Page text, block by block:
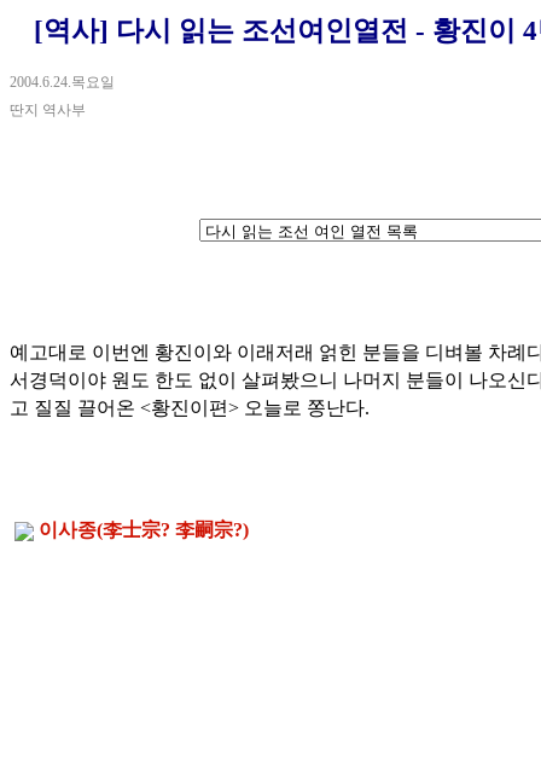
[역사] 다시 읽는 조선여인열전 - 황진이
2004.6.24.목요일
딴지 역사부
예고대로 이번엔 황진이와 이래저래 얽힌 분들을 디벼볼 차례
서경덕이야 원도 한도 없이 살펴봤으니 나머지 분들이 나오신
고 질질 끌어온 <황진이편> 오늘로 쫑난다.
이사종(李士宗? 李嗣宗?)